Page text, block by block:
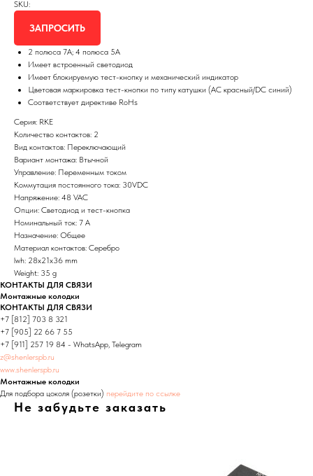
SKU:
ЗАПРОСИТЬ
2 полюса 7A; 4 полюса 5А
Имеет встроенный светодиод
Имеет блокируемую тест-кнопку и механический индикатор
Цветовая маркировка тест-кнопки по типу катушки (AC красный/DC синий)
Соответствует директиве RoHs
Серия: RKE
Количество контактов: 2
Вид контактов: Переключающий
Вариант монтажа: Втычной
Управление: Переменным током
Коммутация постоянного тока: 30VDC
Напряжение: 48 VAC
Опции: Светодиод и тест-кнопка
Номинальный ток: 7 А
Назначение: Общее
Материал контактов: Серебро
lwh: 28x21x36 mm
Weight: 35 g
КОНТАКТЫ ДЛЯ СВЯЗИ
Монтажные колодки
КОНТАКТЫ ДЛЯ СВЯЗИ
+7 [812] 703 8 321
+7 [905] 22 66 7 55
+7 [911] 257 19 84 - WhatsApp, Telegram
z@shenlerspb.ru
www.shenlerspb.ru
Монтажные колодки
Для подбора цоколя (розетки) перейдите по ссылке
Не забудьте заказать